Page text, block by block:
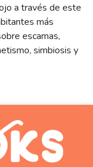
a través de este
más
escamas,
simbiosis y